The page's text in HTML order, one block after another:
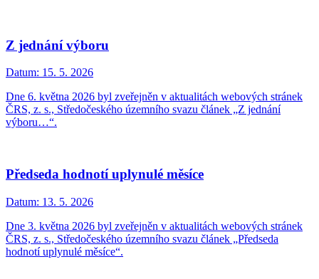
Z jednání výboru
Datum: 15. 5. 2026
Dne 6. května 2026 byl zveřejněn v aktualitách webových stránek
ČRS, z. s., Středočeského územního svazu článek „Z jednání
výboru…“.
Předseda hodnotí uplynulé měsíce
Datum: 13. 5. 2026
Dne 3. května 2026 byl zveřejněn v aktualitách webových stránek
ČRS, z. s., Středočeského územního svazu článek „Předseda
hodnotí uplynulé měsíce“.